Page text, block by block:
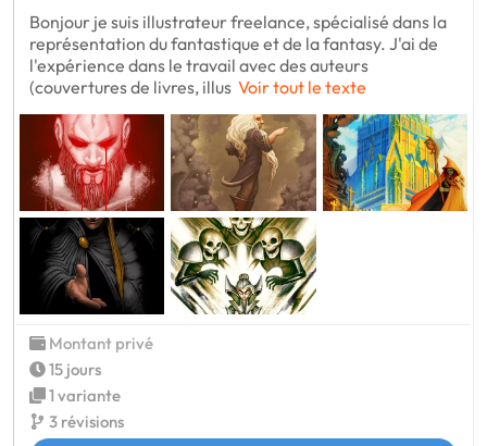
Bonjour je suis illustrateur freelance, spécialisé dans la
représentation du fantastique et de la fantasy. J'ai de
l'expérience dans le travail avec des auteurs
(couvertures de livres, illus Voir tout le texte
Montant privé
15 jours
1 variante
3 révisions